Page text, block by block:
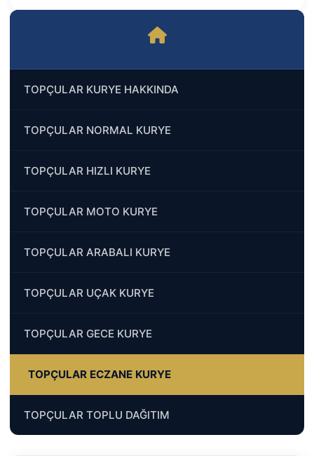
TOPÇULAR KURYE HAKKINDA
TOPÇULAR NORMAL KURYE
TOPÇULAR HIZLI KURYE
TOPÇULAR MOTO KURYE
TOPÇULAR ARABALI KURYE
TOPÇULAR UÇAK KURYE
TOPÇULAR GECE KURYE
TOPÇULAR ECZANE KURYE
TOPÇULAR TOPLU DAĞITIM